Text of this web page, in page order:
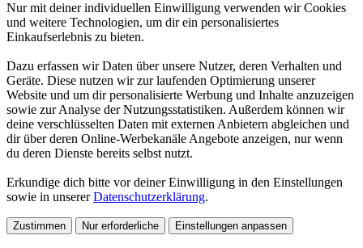
Nur mit deiner individuellen Einwilligung verwenden wir Cookies
und weitere Technologien, um dir ein personalisiertes
Einkaufserlebnis zu bieten.
Dazu erfassen wir Daten über unsere Nutzer, deren Verhalten und
Geräte. Diese nutzen wir zur laufenden Optimierung unserer
Website und um dir personalisierte Werbung und Inhalte anzuzeigen
sowie zur Analyse der Nutzungsstatistiken. Außerdem können wir
deine verschlüsselten Daten mit externen Anbietern abgleichen und
dir über deren Online-Werbekanäle Angebote anzeigen, nur wenn
du deren Dienste bereits selbst nutzt.
Erkundige dich bitte vor deiner Einwilligung in den Einstellungen
sowie in unsererDatenschutzerklärung.
Zustimmen Nur erforderliche Einstellungen anpassen